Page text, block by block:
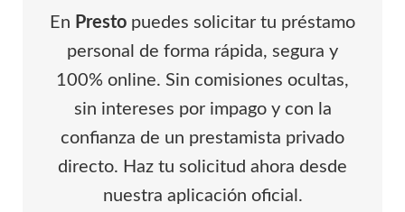
En Presto puedes solicitar tu préstamo
personal de forma rápida, segura y
100% online. Sin comisiones ocultas,
sin intereses por impago y con la
confianza de un prestamista privado
directo. Haz tu solicitud ahora desde
nuestra aplicación oficial.